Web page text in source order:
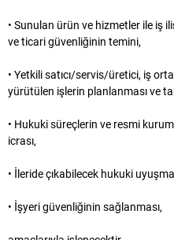
• Sunulan ürün ve hizmetler ile iş
ve ticari güvenliğinin temini,
• Yetkili satıcı/servis/üretici, iş
yürütülen işlerin planlanması ve
• Hukuki süreçlerin ve resmi
icrası,
• İleride çıkabilecek hukuki
• İşyeri güvenliğinin sağlanması,